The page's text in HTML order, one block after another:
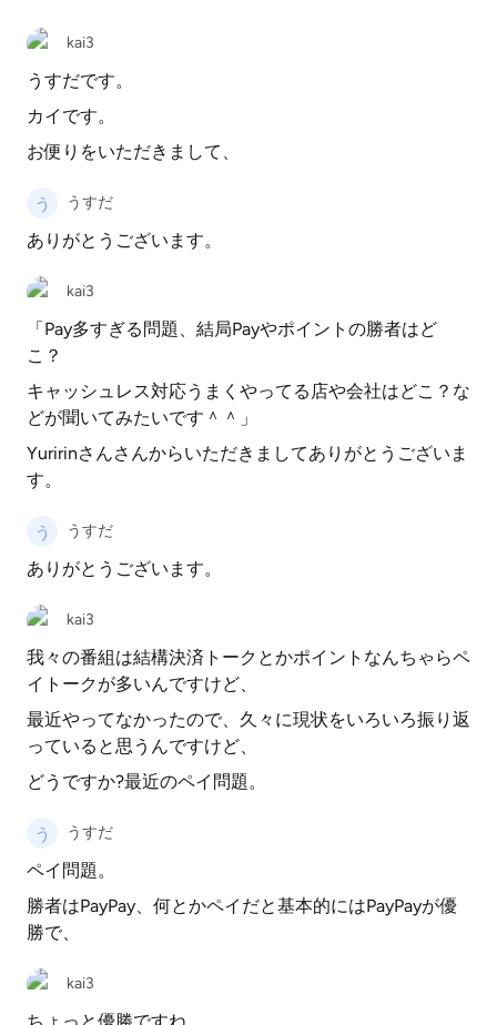
kai3
うすだです。
カイです。
お便りをいただきまして、
うすだ
ありがとうございます。
kai3
「Pay多すぎる問題、結局Payやポイントの勝者はど
こ？
キャッシュレス対応うまくやってる店や会社はどこ？な
どが聞いてみたいです＾＾」
Yuririnさんさんからいただきましてありがとうございま
す。
うすだ
ありがとうございます。
kai3
我々の番組は結構決済トークとかポイントなんちゃらペ
イトークが多いんですけど、
最近やってなかったので、久々に現状をいろいろ振り返
っていると思うんですけど、
どうですか?最近のペイ問題。
うすだ
ペイ問題。
勝者はPayPay、何とかペイだと基本的にはPayPayが優
勝で、
kai3